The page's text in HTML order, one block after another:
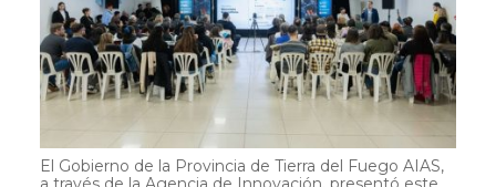
El Gobierno de la Provincia de Tierra del Fuego AIAS,